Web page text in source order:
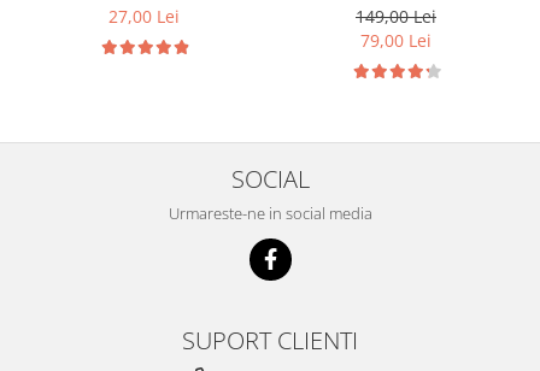
27,00 Lei
149,00 Lei
79,00 Lei
SOCIAL
Urmareste-ne in social media
SUPORT CLIENTI